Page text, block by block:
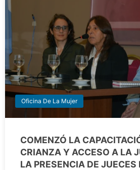
Oficina De La Mujer
COMENZÓ LA
CRIANZA Y ACCESO A LA
LA PRESENCIA DE JUECES